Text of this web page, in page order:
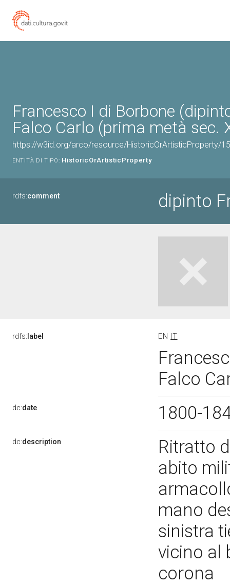
Francesco I di Borbone
Falco Carlo (prima metà sec.
https://w3id.org/arco/resource/HistoricOrArtisticProperty/
ENTITÀ DI TIPO: HistoricOrArtisticProperty
rdfs:comment dipinto
rdfs: label EN IT
Falco
dc:date 1800-
dc:description
Ritratto
abito
mano
sinistra
vicino al
corona